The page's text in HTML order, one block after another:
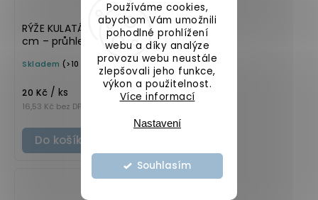
Používáme cookies,
abychom Vám umožnili
pohodlné prohlížení
webu a díky analýze
provozu webu neustále
zlepšovali jeho funkce,
výkon a použitelnost.
Více informací
Nastavení
Souhlasím
RÝŽE KULATÁ průměr 5
cm – průhledná v
základním písmu,
omyvatelná samolepka
na potravinové dózy
Skladem (>10 ks)
16,53 Kč bez DPH
20 Kč / ks
Do košíku